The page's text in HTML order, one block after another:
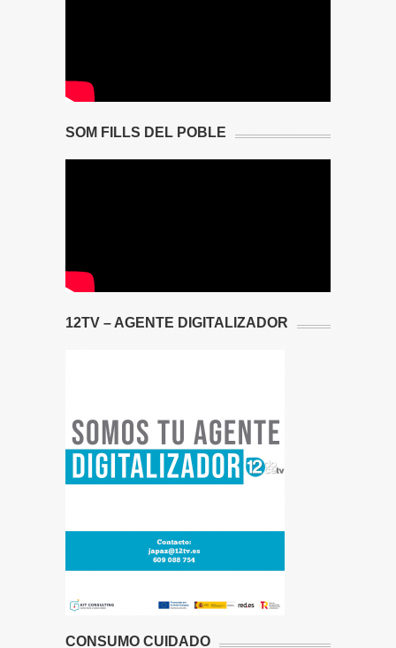
SOM FILLS DEL POBLE
12TV – AGENTE DIGITALIZADOR
CONSUMO CUIDADO